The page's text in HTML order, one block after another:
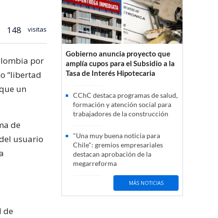
148 visitas
por
“libertad
un
de
usuario
de
Gobierno anuncia proyecto que
amplía cupos para el Subsidio a la
Tasa de Interés Hipotecaria
CChC destaca programas de salud,
formación y atención social para
trabajadores de la construcción
"Una muy buena noticia para
Chile": gremios empresariales
destacan aprobación de la
megarreforma
MÁS NOTICIAS